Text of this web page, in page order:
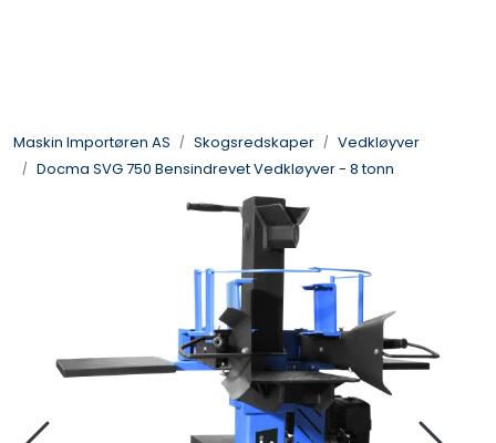
Maskin Importøren AS Skogsredskaper
Vedkløyver
Docma SVG 750 Bensindrevet Vedkløyver - 8 tonn
Sprøyter
Vei og Anleggsmaskiner
ATV & Plentraktorutstyr